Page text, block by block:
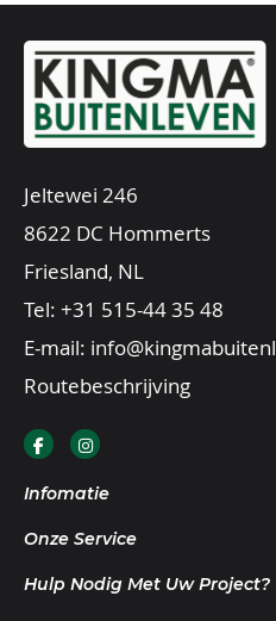
Jeltewei 246
8622 DC Hommerts
Friesland, NL
Tel: +31 515-44 35 48
E-mail:
Routebeschrijving
Infomatie
Onze Service
Hulp Nodig Met Uw Project?